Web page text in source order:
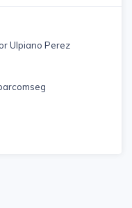
Ulpiano Perez